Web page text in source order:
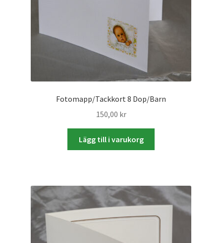
Fotomapp/Tackkort 8 Dop/Barn
150,00 kr
Lägg till i varukorg